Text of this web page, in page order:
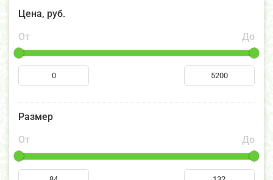
Цена, руб.
От
До
Размер
От
До